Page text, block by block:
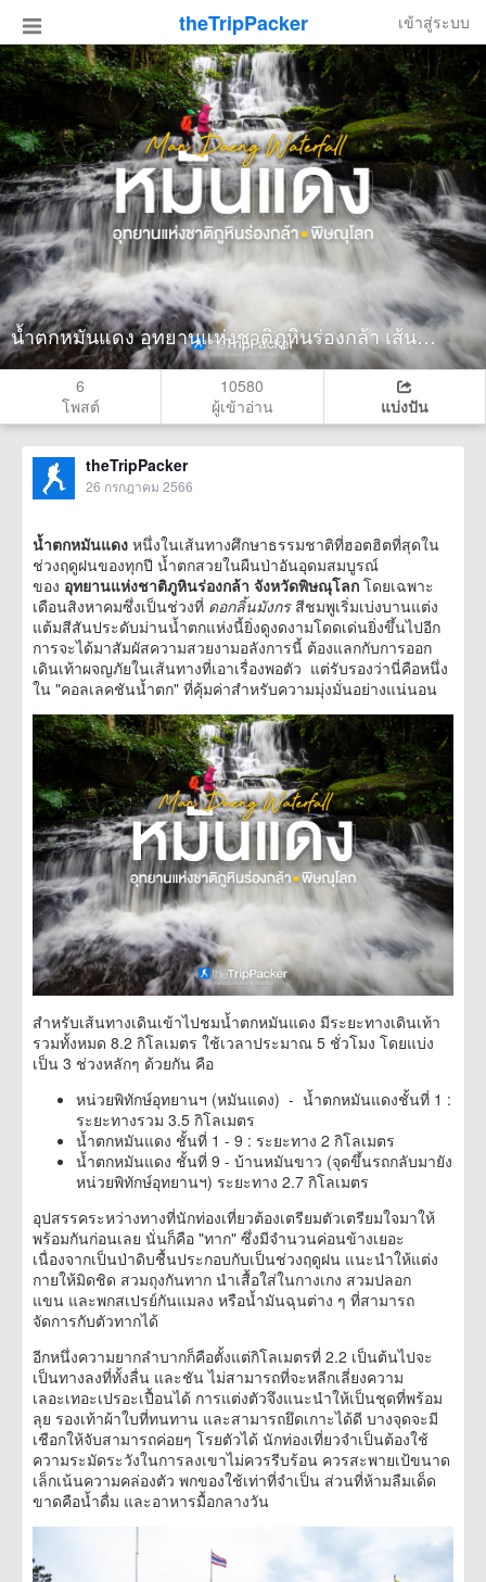
theTripPacker เข้าสู่ระบบ
น้ำตกหมันแดง อุทยานแห่งชาติภูหินร่องกล้า เส้นทางน้ำตก 9 ชั้น กับการตามหาดอกลิ้นมังกร
6
โพสต์
10580
ผู้เข้าอ่าน
แบ่งปัน
theTripPacker
26 กรกฎาคม 2566
น้ำตกหมันแดง หนึ่งในเส้นทางศึกษาธรรมชาติที่ฮอตฮิตที่สุดใน
ช่วงฤดูฝนของทุกปี น้ำตกสวยในผืนป่าอันอุดมสมบูรณ์
ของ อุทยานแห่งชาติภูหินร่องกล้า จังหวัดพิษณุโลก โดยเฉพาะ
เดือนสิงหาคมซึ่งเป็นช่วงที่ ดอกลิ้นมังกร สีชมพูเริ่มเบ่งบานแต่ง
แต้มสีสันประดับม่านน้ำตกแห่งนี้ยิ่งดูงดงามโดดเด่นยิ่งขึ้นไปอีก
การจะได้มาสัมผัสความสวยงามอลังการนี้ ต้องแลกกับการออก
เดินเท้าผจญภัยในเส้นทางที่เอาเรื่องพอตัว แต่รับรองว่านี่คือหนึ่ง
ใน "คอลเลคชันน้ำตก" ที่คุ้มค่าสำหรับความมุ่งมั่นอย่างแน่นอน
สำหรับเส้นทางเดินเข้าไปชมน้ำตกหมันแดง มีระยะทางเดินเท้า
รวมทั้งหมด 8.2 กิโลเมตร ใช้เวลาประมาณ 5 ชั่วโมง โดยแบ่ง
เป็น 3 ช่วงหลักๆ ด้วยกัน คือ
หน่วยพิทักษ์อุทยานฯ (หมันแดง) - น้ำตกหมันแดงชั้นที่ 1 :
ระยะทางรวม 3.5 กิโลเมตร
น้ำตกหมันแดง ชั้นที่ 1 - 9 : ระยะทาง 2 กิโลเมตร
น้ำตกหมันแดง ชั้นที่ 9 - บ้านหมันขาว (จุดขึ้นรถกลับมายัง
หน่วยพิทักษ์อุทยานฯ) ระยะทาง 2.7 กิโลเมตร
อุปสรรคระหว่างทางที่นักท่องเที่ยวต้องเตรียมตัวเตรียมใจมาให้
พร้อมกันก่อนเลย นั่นก็คือ "ทาก" ซึ่งมีจำนวนค่อนข้างเยอะ
เนื่องจากเป็นป่าดิบชื้นประกอบกับเป็นช่วงฤดูฝน แนะนำให้แต่ง
กายให้มิดชิด สวมถุงกันทาก นำเสื้อใส่ในกางเกง สวมปลอก
แขน และพกสเปรย์กันแมลง หรือน้ำมันฉุนต่าง ๆ ที่สามารถ
จัดการกับตัวทากได้
อีกหนึ่งความยากลำบากก็คือตั้งแต่กิโลเมตรที่ 2.2 เป็นต้นไปจะ
เป็นทางลงที่ทั้งลื่น และชัน ไม่สามารถที่จะหลีกเลี่ยงความ
เลอะเทอะเปรอะเปื้อนได้ การแต่งตัวจึงแนะนำให้เป็นชุดที่พร้อม
ลุย รองเท้าผ้าใบที่ทนทาน และสามารถยึดเกาะได้ดี บางจุดจะมี
เชือกให้จับสามารถค่อยๆ โรยตัวได้ นักท่องเที่ยวจำเป็นต้องใช้
ความระมัดระวังในการลงเขาไม่ควรรีบร้อน ควรสะพายเป้ขนาด
เล็กเน้นความคล่องตัว พกของใช้เท่าที่จำเป็น ส่วนที่ห้ามลืมเด็ด
ขาดคือน้ำดื่ม และอาหารมื้อกลางวัน